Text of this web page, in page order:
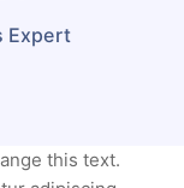
Expert
this text.